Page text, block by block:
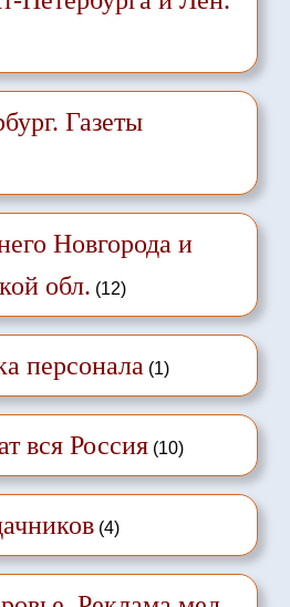
Газеты
Новгорода и
обл. (12)
персонала(1)
вся Россия(10)
(4)